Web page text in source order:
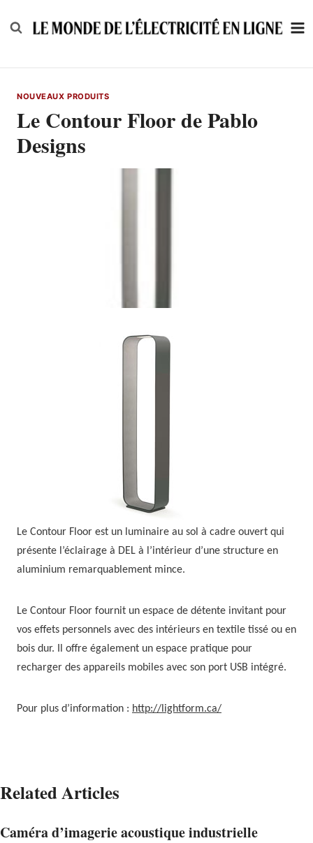
to
NOUVEAUX PRODUITS
Le Contour Floor de Pablo
Designs
Le Contour Floor est un luminaire au sol à cadre ouvert qui
présente l’éclairage à DEL à l’intérieur d’une structure en
aluminium remarquablement mince.
Le Contour Floor fournit un espace de détente invitant pour
vos effets personnels avec des intérieurs en textile tissé ou en
bois dur. Il offre également un espace pratique pour
recharger des appareils mobiles avec son port USB intégré.
Pour plus d’information : http://lightform.ca/
Related Articles
Caméra d’imagerie acoustique industrielle